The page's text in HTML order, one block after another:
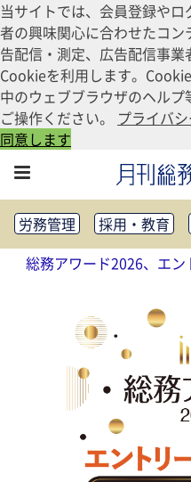
当サイトでは、会員登録や
者の興味関心に合わせたコ
告配信・測定、広告配信事
Cookieを利用します。
中のウェブブラウザのヘル
ご操作ください。 プライバ
同意します
労務管理 採用・教育
健康経営
働き方改革
法務・コンプライアンス
リスクマネジメント・BCP
社外・社内広報
社外・社内コミュニケーシ
FM・オフィス移転
テクノロジー活用・DX
助成金・補助金・コスト
アウトソーシング・BPO
総務アワード2026、エン